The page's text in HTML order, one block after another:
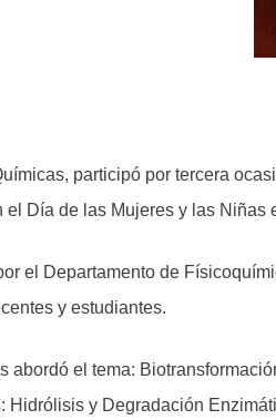
participó por tercera
el Día de las Mujeres y las
el Departamento de
y estudiantes.
abordó el tema:
Hidrólisis y Degradación